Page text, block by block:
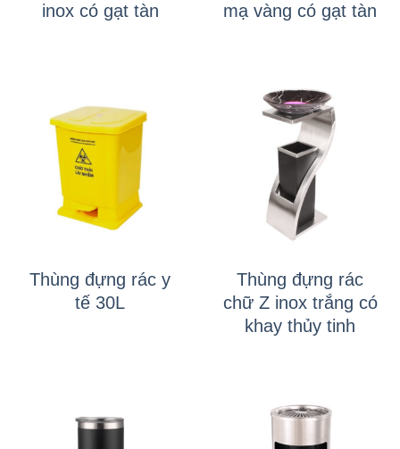
inox có gạt tàn
mạ vàng có gạt tàn
Thùng đựng rác y
tế 30L
Thùng đựng rác
chữ Z inox trắng có
khay thủy tinh